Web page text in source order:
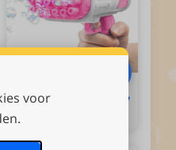
Roze - Bellenblaas 17
voor